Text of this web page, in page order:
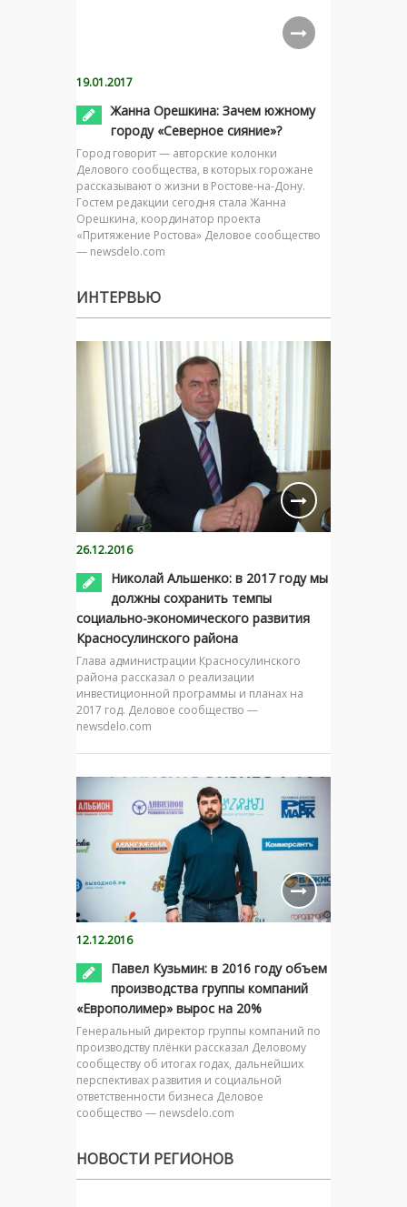
19.01.2017
Жанна Орешкина: Зачем южному
городу «Северное сияние»?
Город говорит — авторские колонки
Делового сообщества, в которых горожане
рассказывают о жизни в Ростове-на-Дону.
Гостем редакции сегодня стала Жанна
Орешкина, координатор проекта
«Притяжение Ростова» Деловое сообщество
— newsdelo.com
ИНТЕРВЬЮ
26.12.2016
Николай Альшенко: в 2017 году мы
должны сохранить темпы
социально-экономического развития
Красносулинского района
Глава администрации Красносулинского
района рассказал о реализации
инвестиционной программы и планах на
2017 год. Деловое сообщество —
newsdelo.com
12.12.2016
Павел Кузьмин: в 2016 году объем
производства группы компаний
«Европолимер» вырос на 20%
Генеральный директор группы компаний по
производству плёнки рассказал Деловому
сообществу об итогах годах, дальнейших
перспективах развития и социальной
ответственности бизнеса Деловое
сообщество — newsdelo.com
НОВОСТИ РЕГИОНОВ